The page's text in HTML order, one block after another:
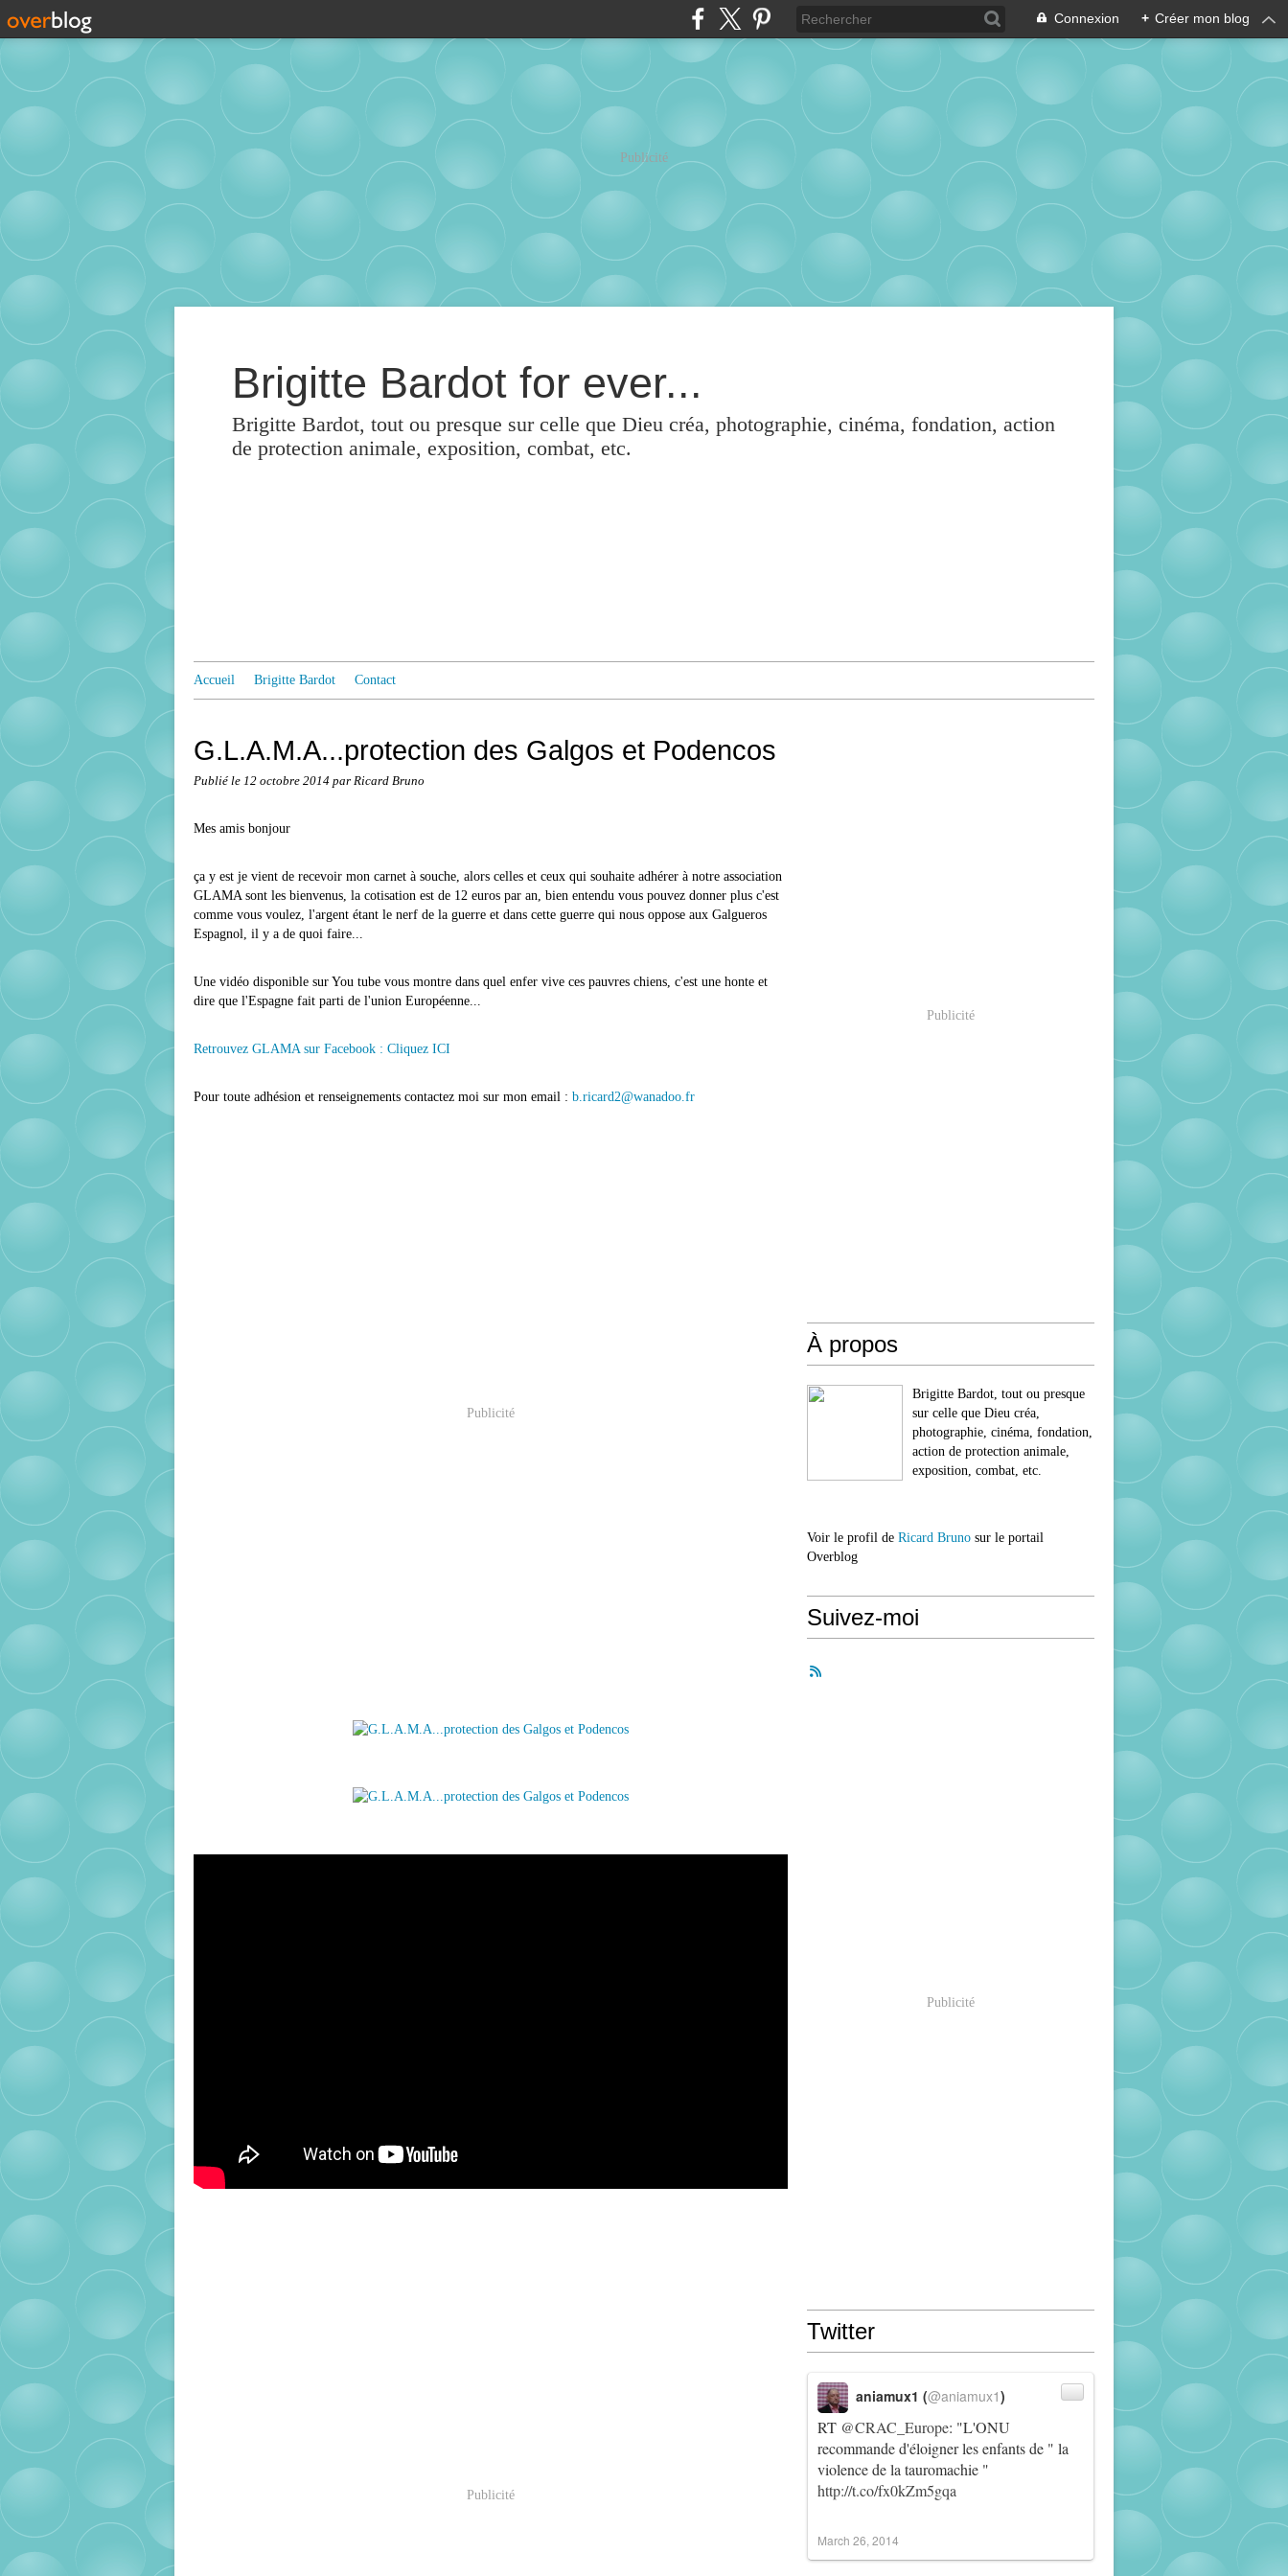
Connexion + Créer mon blog
Publicité
Brigitte Bardot for ever...
Brigitte Bardot, tout ou presque sur celle que Dieu créa, photographie, cinéma, fondation, action
de protection animale, exposition, combat, etc.
Accueil Brigitte Bardot Contact
G.L.A.M.A...protection des Galgos et Podencos
Publié le 12 octobre 2014 par Ricard Bruno
Mes amis bonjour
ça y est je vient de recevoir mon carnet à souche, alors celles et ceux qui souhaite adhérer à notre association
GLAMA sont les bienvenus, la cotisation est de 12 euros par an, bien entendu vous pouvez donner plus c'est
comme vous voulez, l'argent étant le nerf de la guerre et dans cette guerre qui nous oppose aux Galgueros
Espagnol, il y a de quoi faire...
Une vidéo disponible sur You tube vous montre dans quel enfer vive ces pauvres chiens, c'est une honte et
dire que l'Espagne fait parti de l'union Européenne...
Retrouvez GLAMA sur Facebook : Cliquez ICI
Pour toute adhésion et renseignements contactez moi sur mon email : b.ricard2@wanadoo.fr
Publicité
Publicité
Publicité
À propos
Brigitte Bardot, tout ou presque
sur celle que Dieu créa,
photographie, cinéma, fondation,
action de protection animale,
exposition, combat, etc.
Voir le profil de Ricard Bruno sur le portail
Overblog
Suivez-moi
Publicité
Twitter
RT @CRAC_Europe: "L'ONU
recommande d'éloigner les enfants de " la
violence de la tauromachie "
http://t.co/fx0kZm5gqa
aniamux1 (@aniamux1)
March 26, 2014